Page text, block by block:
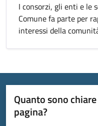
I consorzi, gli enti e le
Comune fa parte per
interessi della
Quanto sono
pagina?